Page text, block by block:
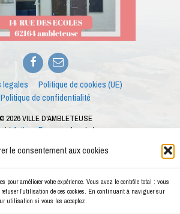
le consentement aux cookies
pour améliorer votre expérience. Vous avez le contrôle total : vous
refuser l'utilisation de ces cookies. En continuant à naviguer sur
utilisation si vous les acceptez.
Facebook
E-
mail
legales
Politique de cookies (UE)
Politique de confidentialité
© 2026 VILLE D'AMBLETEUSE
àAnthony Barrypour les photos
le cadre des ateliers numériques proposés par le
numérique de la ville d'Ambleteuse